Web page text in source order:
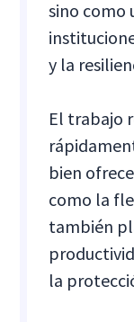
sino como
y la
El trabajo
bien
como la
también
la